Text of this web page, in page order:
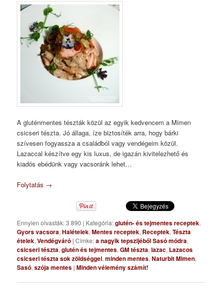
A gluténmentes tészták közül az egyik kedvencem a Mimen
csicseri tészta. Jó állaga, íze biztosíték arra, hogy bárki
szívesen fogyassza a családból vagy vendégeim közül.
Lazaccal készítve egy kis luxus, de igazán kivitelezhető és
kiadós ebédünk vagy vacsoránk lehet…
Folytatás →
Ennyien olvasták: 3 890 | Kategória:glutén- és tejmentes receptek,
Gyors vacsora,Halételek,Mentes receptek, Receptek,Tészta
ételek,Vendégváró |Címke:a nagyik tepszijéből Sasó módra,
csicseri tészta,glutén és tejmentes,GM tészta,lazac, Lazacos
csicseri tészta sok zöldséggel,minden mentes,Naturbit Mimen,
Sasó,szója mentes |Minden vélemény számít!